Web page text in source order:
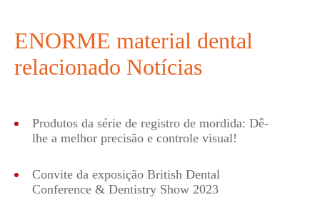
ENORME material dental
relacionado Notícias
Produtos da série de registro de mordida: Dê-
lhe a melhor precisão e controle visual!
Convite da exposição British Dental
Conference & Dentistry Show 2023